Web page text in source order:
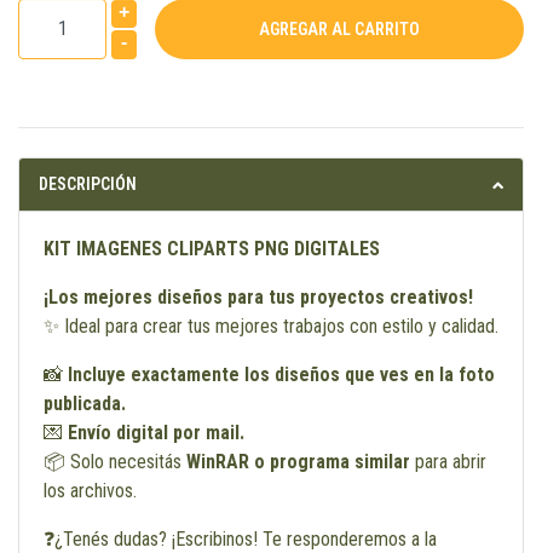
+
-
DESCRIPCIÓN
KIT IMAGENES CLIPARTS PNG DIGITALES
¡Los mejores diseños para tus proyectos creativos!
✨ Ideal para crear tus mejores trabajos con estilo y calidad.
📸 Incluye exactamente los diseños que ves en la foto
publicada.
💌 Envío digital por mail.
📦 Solo necesitás WinRAR o programa similar para abrir
los archivos.
❓¿Tenés dudas? ¡Escribinos! Te responderemos a la